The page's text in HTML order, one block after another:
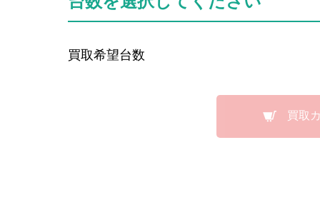
買取希望台数
買取